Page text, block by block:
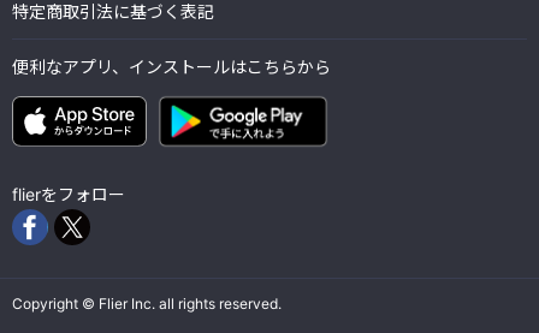
特定商取引法に基づく表記
便利なアプリ、インストールはこちらから
flierをフォロー
Copyright © Flier Inc. all rights reserved.